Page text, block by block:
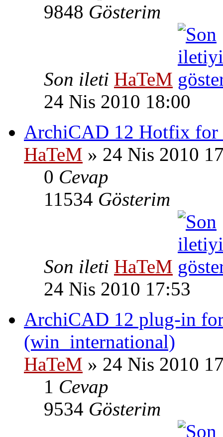
9848 Gösterim
Son ileti HaTeM
24 Nis 2010 18:00
ArchiCAD 12 Hotfix for
HaTeM » 24 Nis 2010
0 Cevap
11534 Gösterim
Son ileti HaTeM
24 Nis 2010 17:53
ArchiCAD 12 plug-in
(win_international)
HaTeM » 24 Nis 2010
1 Cevap
9534 Gösterim